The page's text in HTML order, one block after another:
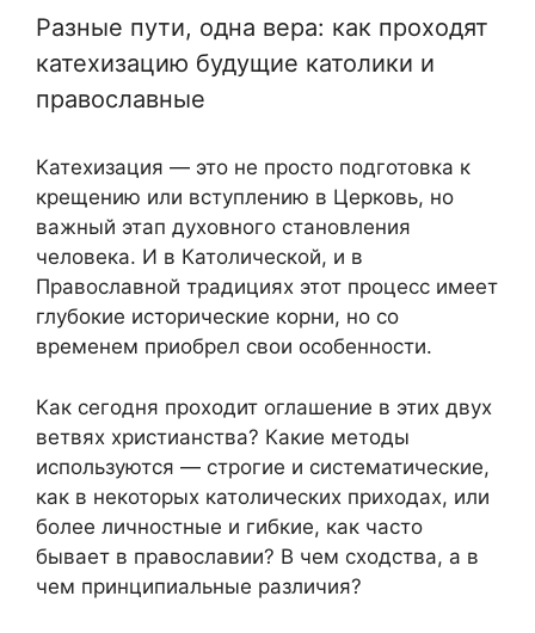
Разные пути, одна вера: как проходят
катехизацию будущие католики и
православные
Катехизация — это не просто подготовка к
крещению или вступлению в Церковь, но
важный этап духовного становления
человека. И в Католической, и в
Православной традициях этот процесс имеет
глубокие исторические корни, но со
временем приобрел свои особенности.
Как сегодня проходит оглашение в этих двух
ветвях христианства? Какие методы
используются — строгие и систематические,
как в некоторых католических приходах, или
более личностные и гибкие, как часто
бывает в православии? В чем сходства, а в
чем принципиальные различия?